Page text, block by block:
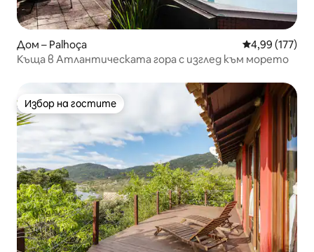
Дом – Palhoça Средна
4,99 (177)
Къща в Атлантическата гора с изглед към морето
Избор на гостите
Избор на гостите